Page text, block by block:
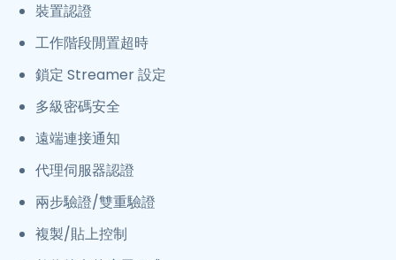
裝置認證
工作階段閒置超時
鎖定 Streamer 設定
多級密碼安全
遠端連接通知
代理伺服器認證
兩步驗證/雙重驗證
複製/貼上控制